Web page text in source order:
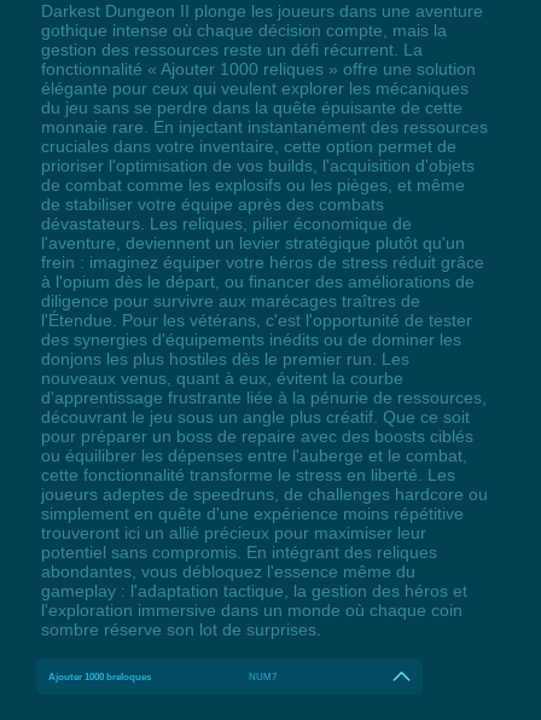
Darkest Dungeon II plonge les joueurs dans une aventure
gothique intense où chaque décision compte, mais la
gestion des ressources reste un défi récurrent. La
fonctionnalité « Ajouter 1000 reliques » offre une solution
élégante pour ceux qui veulent explorer les mécaniques
du jeu sans se perdre dans la quête épuisante de cette
monnaie rare. En injectant instantanément des ressources
cruciales dans votre inventaire, cette option permet de
prioriser l'optimisation de vos builds, l'acquisition d'objets
de combat comme les explosifs ou les pièges, et même
de stabiliser votre équipe après des combats
dévastateurs. Les reliques, pilier économique de
l'aventure, deviennent un levier stratégique plutôt qu'un
frein : imaginez équiper votre héros de stress réduit grâce
à l'opium dès le départ, ou financer des améliorations de
diligence pour survivre aux marécages traîtres de
l'Étendue. Pour les vétérans, c'est l'opportunité de tester
des synergies d'équipements inédits ou de dominer les
donjons les plus hostiles dès le premier run. Les
nouveaux venus, quant à eux, évitent la courbe
d'apprentissage frustrante liée à la pénurie de ressources,
découvrant le jeu sous un angle plus créatif. Que ce soit
pour préparer un boss de repaire avec des boosts ciblés
ou équilibrer les dépenses entre l'auberge et le combat,
cette fonctionnalité transforme le stress en liberté. Les
joueurs adeptes de speedruns, de challenges hardcore ou
simplement en quête d'une expérience moins répétitive
trouveront ici un allié précieux pour maximiser leur
potentiel sans compromis. En intégrant des reliques
abondantes, vous débloquez l'essence même du
gameplay : l'adaptation tactique, la gestion des héros et
l'exploration immersive dans un monde où chaque coin
sombre réserve son lot de surprises.
Ajouter 1000 breloques NUM7